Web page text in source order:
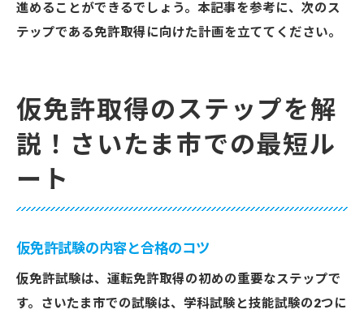
進めることができるでしょう。本記事を参考に、次のス
テップである免許取得に向けた計画を立ててください。
仮免許取得のステップを解
説！さいたま市での最短ル
ート
仮免許試験の内容と合格のコツ
仮免許試験は、運転免許取得の初めの重要なステップで
す。さいたま市での試験は、学科試験と技能試験の2つに